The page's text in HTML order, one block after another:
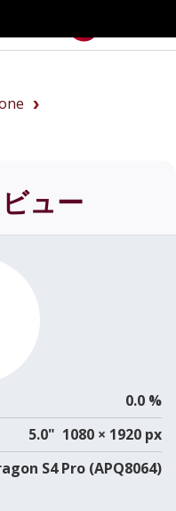
ュー
0.0 %
5.0" 1080 × 1920 px
S4 Pro (APQ8064)